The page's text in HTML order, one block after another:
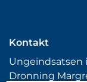
Kontakt
Ungeindsatsen
Dronning